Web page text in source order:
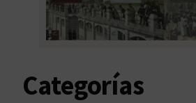
Categorías